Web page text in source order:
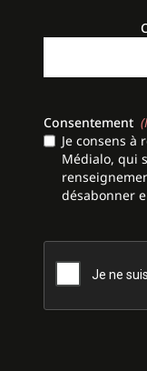
Consentement
Je consens à
Médialo, qui
désabonner
CAPTCHA